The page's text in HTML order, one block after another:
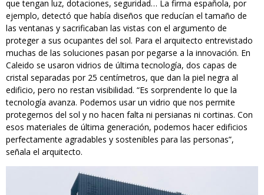
que tengan luz, dotaciones, seguridad… La firma española, por
ejemplo, detectó que había diseños que reducían el tamaño de
las ventanas y sacrificaban las vistas con el argumento de
proteger a sus ocupantes del sol. Para el arquitecto entrevistado
muchas de las soluciones pasan por pegarse a la innovación. En
Caleido se usaron vidrios de última tecnología, dos capas de
cristal separadas por 25 centímetros, que dan la piel negra al
edificio, pero no restan visibilidad. “Es sorprendente lo que la
tecnología avanza. Podemos usar un vidrio que nos permite
protegernos del sol y no hacen falta ni persianas ni cortinas. Con
esos materiales de última generación, podemos hacer edificios
perfectamente agradables y sostenibles para las personas”,
señala el arquitecto.